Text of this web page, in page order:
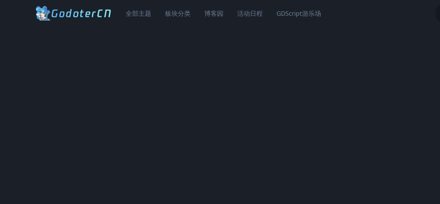
全部主题 板块分类 博客园 活动日程 GDScript游乐场